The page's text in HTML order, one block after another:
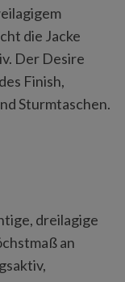
die Jacke
Der Desire
Finish,
Sturmtaschen.
dreilagige
an